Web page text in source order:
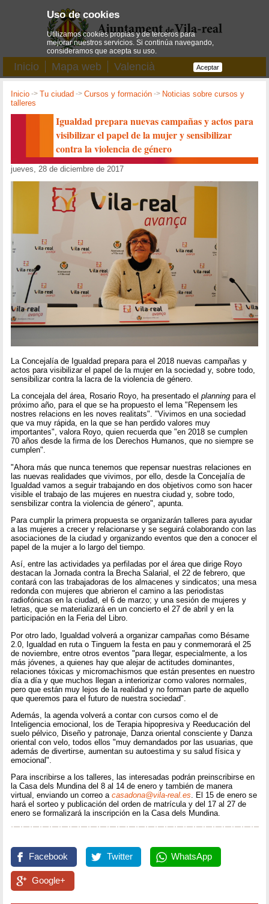
Inicio Mapa web Valencià
Inicio ->Tu ciudad ->Cursos y formación -> Noticias sobre cursos y
talleres
Igualdad prepara nuevas campañas y actos para
visibilizar el papel de la mujer y sensibilizar
contra la violencia de género
jueves, 28 de diciembre de 2017
La Concejalía de Igualdad prepara para el 2018 nuevas campañas y
actos para visibilizar el papel de la mujer en la sociedad y, sobre todo,
sensibilizar contra la lacra de la violencia de género.
La concejala del área, Rosario Royo, ha presentado elplanning para el
próximo año, para el que se ha propuesto el lema "Repensem les
nostres relacions en les noves realitats". "Vivimos en una sociedad
que va muy rápida, en la que se han perdido valores muy
importantes", valora Royo, quien recuerda que "en 2018 se cumplen
70 años desde la firma de los Derechos Humanos, que no siempre se
cumplen".
"Ahora más que nunca tenemos que repensar nuestras relaciones en
las nuevas realidades que vivimos, por ello, desde la Concejalía de
Igualdad vamos a seguir trabajando en dos objetivos como son hacer
visible el trabajo de las mujeres en nuestra ciudad y, sobre todo,
sensbilizar contra la violencia de género", apunta.
Para cumplir la primera propuesta se organizarán talleres para ayudar
a las mujeres a crecer y relacionarse y se seguirá colaborando con las
asociaciones de la ciudad y organizando eventos que den a conocer el
papel de la mujer a lo largo del tiempo.
Así, entre las actividades ya perfiladas por el área que dirige Royo
destacan la Jornada contra la Brecha Salarial, el 22 de febrero, que
contará con las trabajadoras de los almacenes y sindicatos; una mesa
redonda con mujeres que abrieron el camino a las periodistas
radiofónicas en la ciudad, el 6 de marzo; y una sesión de mujeres y
letras, que se materializará en un concierto el 27 de abril y en la
participación en la Feria del Libro.
Por otro lado, Igualdad volverá a organizar campañas como Bésame
2.0, Igualdad en ruta o Tinguem la festa en pau y conmemorará el 25
de noviembre, entre otros eventos "para llegar, especialmente, a los
más jóvenes, a quienes hay que alejar de actitudes dominantes,
relaciones tóxicas y micromachismos que están presentes en nuestro
día a día y que muchos llegan a interiorizar como valores normales,
pero que están muy lejos de la realidad y no forman parte de aquello
que queremos para el futuro de nuestra sociedad".
Además, la agenda volverá a contar con cursos como el de
Inteligencia emocional, los de Terapia hipopresiva y Reeducación del
suelo pélvico, Diseño y patronaje, Danza oriental consciente y Danza
oriental con velo, todos ellos "muy demandados por las usuarias, que
además de divertirse, aumentan su autoestima y su salud física y
emocional".
Para inscribirse a los talleres, las interesadas podrán preinscribirse en
la Casa dels Mundina del 8 al 14 de enero y también de manera
virtual, enviando un correo acasadona@vila-real.es. El 15 de enero se
hará el sorteo y publicación del orden de matrícula y del 17 al 27 de
enero se formalizará la inscripción en la Casa dels Mundina.
Facebook Twitter WhatsApp
Google+
Uso de cookies
Utilizamos cookies propias y de terceros para
mejorar nuestros servicios. Si continúa navegando,
consideramos que acepta su uso.
Aceptar